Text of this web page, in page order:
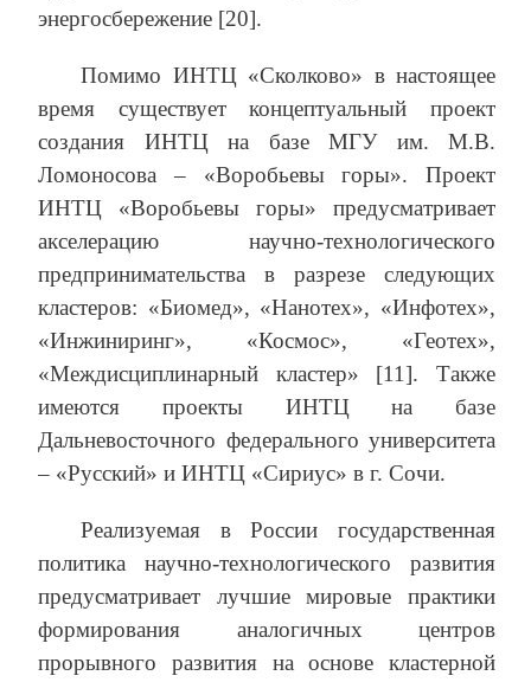
энергосбережение [20].
Помимо ИНТЦ «Сколково» в настоящее
время существует концептуальный проект
создания ИНТЦ на базе МГУ им. М.В.
Ломоносова – «Воробьевы горы». Проект
ИНТЦ «Воробьевы горы» предусматривает
акселерацию научно-технологического
предпринимательства в разрезе следующих
кластеров: «Биомед», «Нанотех», «Инфотех»,
«Инжиниринг», «Космос», «Геотех»,
«Междисциплинарный кластер» [11]. Также
имеются проекты ИНТЦ на базе
Дальневосточного федерального университета
– «Русский» и ИНТЦ «Сириус» в г. Сочи.
Реализуемая в России государственная
политика научно-технологического развития
предусматривает лучшие мировые практики
формирования аналогичных центров
прорывного развития на основе кластерной